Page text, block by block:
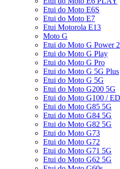
Etui do Moto E6S
Etui do Moto E7
Etui Motorola E13
Moto G
Etui do Moto G Power
Etui do Moto G Play
Etui do Moto G Pro
Etui do Moto G 5G Plus
Etui do Moto G 5G
Etui do Moto G200 5G
Etui do Moto G100 /
Etui do Moto G85 5G
Etui do Moto G84 5G
Etui do Moto G82 5G
Etui do Moto G73
Etui do Moto G72
Etui do Moto G71 5G
Etui do Moto G62 5G